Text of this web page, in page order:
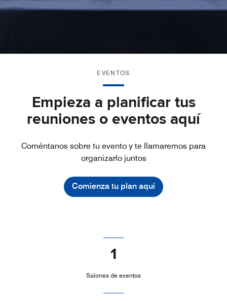
EVENTOS
Empieza a planificar tus
reuniones o eventos aquí
Coméntanos sobre tu evento y te llamaremos para
organizarlo juntos
Comienza tu plan aquí
1
Salones de eventos